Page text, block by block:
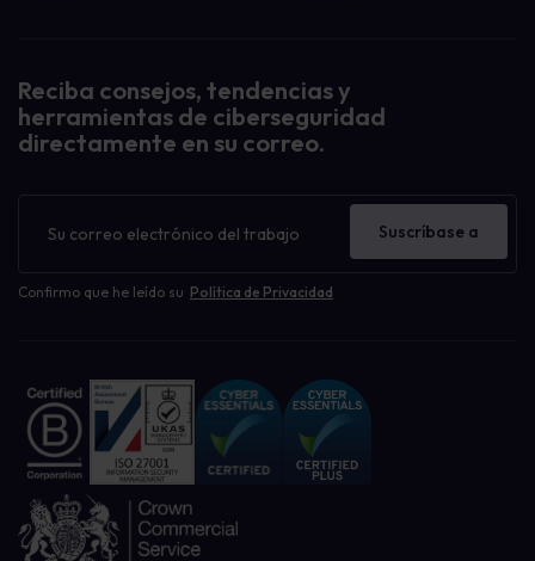
Reciba consejos, tendencias y
herramientas de ciberseguridad
directamente en su correo.
Confirmo que he leído su Política de Privacidad
Suscríbase a